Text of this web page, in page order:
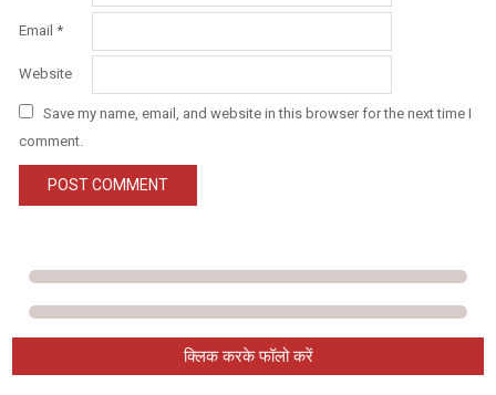
Email *
Website
Save my name, email, and website in this browser for the next time I
comment.
क्लिक करके फॉलो करें